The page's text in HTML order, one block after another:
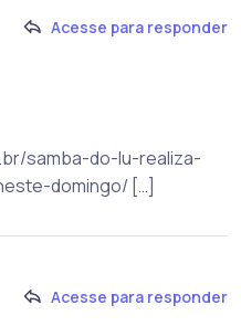
Acesse para responder
samba-do-lu-realiza-
domingo/ […]
Acesse para responder